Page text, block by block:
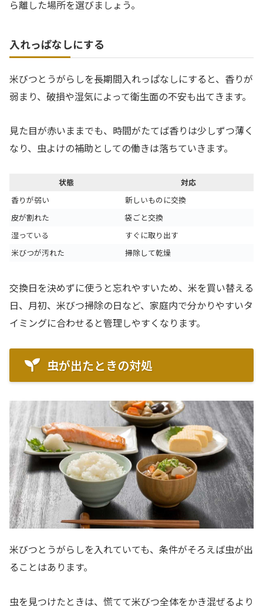
ら離した場所を選びましょう。
入れっぱなしにする
米びつとうがらしを長期間入れっぱなしにすると、香りが
弱まり、破損や湿気によって衛生面の不安も出てきます。
見た目が赤いままでも、時間がたてば香りは少しずつ薄く
なり、虫よけの補助としての働きは落ちていきます。
状態
対応
香りが弱い
新しいものに交換
皮が割れた
袋ごと交換
湿っている
すぐに取り出す
米びつが汚れた
掃除して乾燥
交換日を決めずに使うと忘れやすいため、米を買い替える
日、月初、米びつ掃除の日など、家庭内で分かりやすいタ
イミングに合わせると管理しやすくなります。
虫が出たときの対処
米びつとうがらしを入れていても、条件がそろえば虫が出
ることはあります。
虫を見つけたときは、慌てて米びつ全体をかき混ぜるより